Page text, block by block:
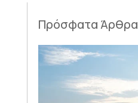
Πρόσφατα Άρθρα